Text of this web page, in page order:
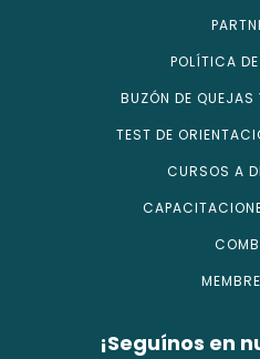
POLÍTICA
BUZÓN DE QUEJAS
TEST DE
CURSOS A
¡Seguínos en